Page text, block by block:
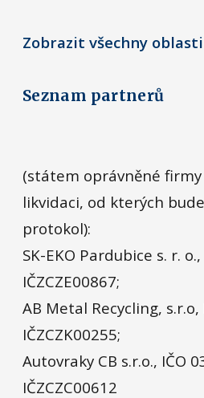
Zobrazit všechny
Seznam partnerů
(státem oprávněné
likvidaci, od kterých
protokol):
SK-EKO Pardubice s. r.
IČZCZE00867;
AB Metal Recycling, s.r.o,
IČZCZK00255;
Autovraky CB s.r.o., IČO
IČZCZC00612